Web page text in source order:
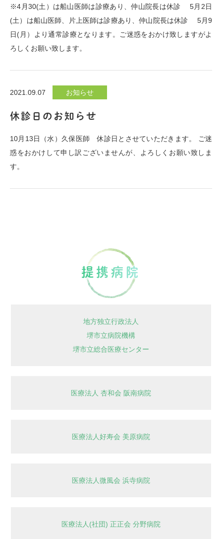
※4月30(土）は船山医師は診療あり、仲山院長は休診 5月2日
(土）は船山医師、片上医師は診療あり、仲山院長は休診 5月9
日(月）より通常診療となります。ご迷惑をおかけ致しますがよ
ろしくお願い致します。
2021.09.07 お知らせ
休診日のお知らせ
10月13日（水）久保医師 休診日とさせていただきます。 ご迷
惑をおかけして申し訳ございませんが、よろしくお願い致しま
す。
連携病院
地方独立行政法人
堺市立病院機構
堺市立総合医療センター
医療法人 杏和会 阪南病院
医療法人好寿会 美原病院
医療法人微風会 浜寺病院
医療法人(社団) 正正会 分野病院